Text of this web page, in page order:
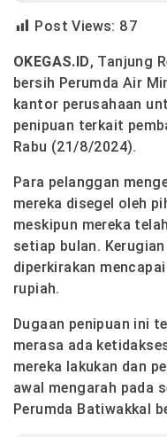
Post Views: 87
OKEGAS.ID, Tanjung
bersih Perumda Air
kantor perusahaan
penipuan terkait
Rabu (21/8/2024).
Para pelanggan
mereka disegel oleh
meskipun mereka
setiap bulan.
diperkirakan
rupiah.
Dugaan penipuan ini
merasa ada
mereka lakukan dan
awal mengarah pada
Perumda Batiwakkal